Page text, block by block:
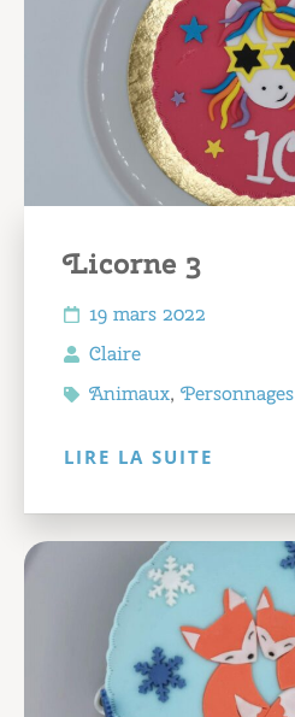
Licorne 3
19 mars 2022
Claire
Animaux, Personnages
LIRE LA SUITE